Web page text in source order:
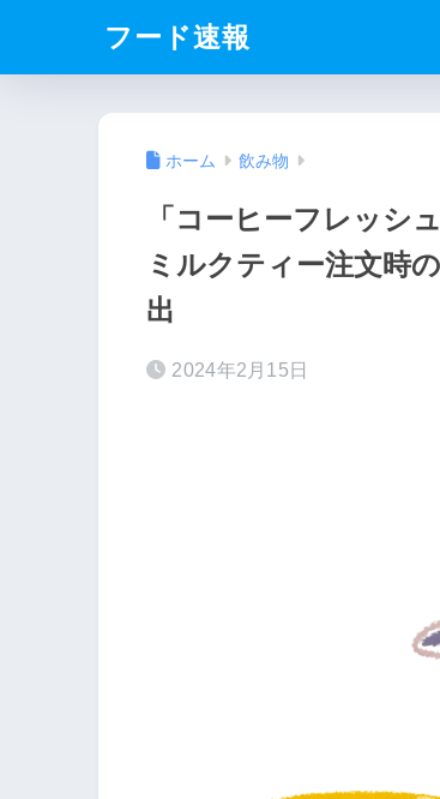
フード速報
ホーム 飲み物
「コーヒーフレッシ
ミルクティー注文時
出
2024年2月15日